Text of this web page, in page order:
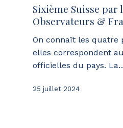
Sixième Suisse par
Observateurs &
On connaît les quatre
elles correspondent
officielles du pays.
25 juillet 2024